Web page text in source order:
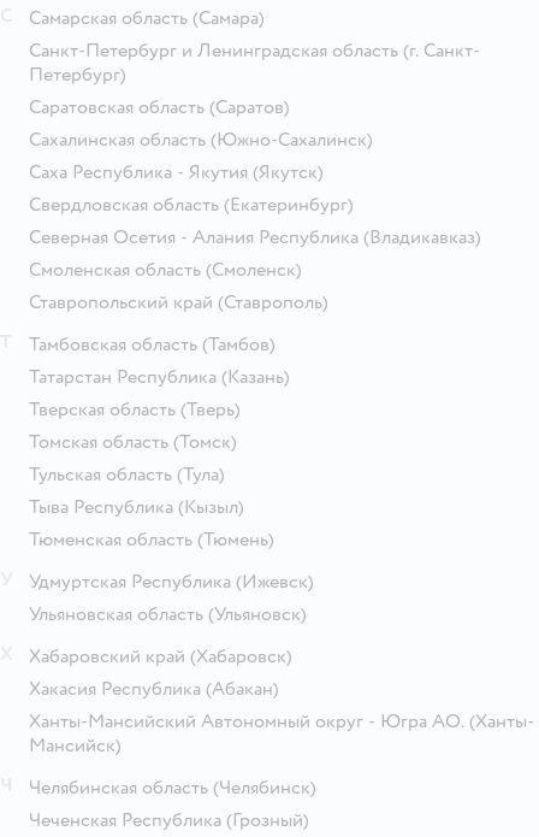
Самарская область (Самара)
Санкт-Петербург и Ленинградская область (г. Санкт-
Петербург)
Саратовская область (Саратов)
Сахалинская область (Южно-Сахалинск)
Саха Республика - Якутия (Якутск)
Свердловская область (Екатеринбург)
Северная Осетия - Алания Республика (Владикавказ)
Смоленская область (Смоленск)
Ставропольский край (Ставрополь)
Тамбовская область (Тамбов)
Татарстан Республика (Казань)
Тверская область (Тверь)
Томская область (Томск)
Тульская область (Тула)
Тыва Республика (Кызыл)
Тюменская область (Тюмень)
Удмуртская Республика (Ижевск)
Ульяновская область (Ульяновск)
Хабаровский край (Хабаровск)
Хакасия Республика (Абакан)
Ханты-Мансийский Автономный округ - Югра АО. (Ханты-
Мансийск)
Челябинская область (Челябинск)
Чеченская Республика (Грозный)